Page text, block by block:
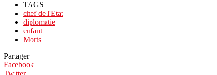
TAGS
chef de l'Etat
diplomatie
enfant
Morts
Partager
Facebook